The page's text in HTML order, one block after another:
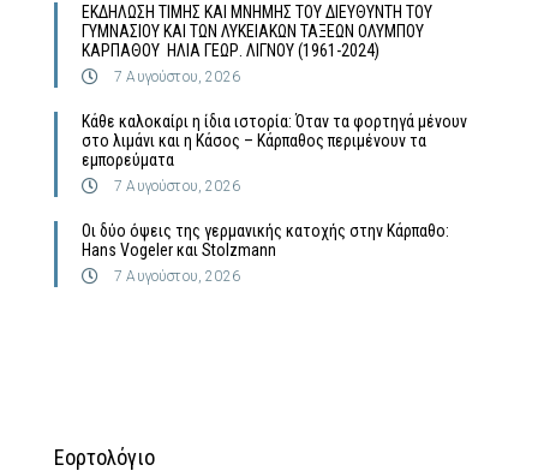
ΕΚΔΗΛΩΣΗ ΤΙΜΗΣ ΚΑΙ ΜΝΗΜΗΣ ΤΟΥ ΔΙΕΥΘΥΝΤΗ ΤΟΥ
ΓΥΜΝΑΣΙΟΥ ΚΑΙ ΤΩΝ ΛΥΚΕΙΑΚΩΝ ΤΑΞΕΩΝ ΟΛΥΜΠΟΥ
ΚΑΡΠΑΘΟΥ ΗΛΙΑ ΓΕΩΡ. ΛΙΓΝΟΥ (1961-2024)
7 Αυγούστου, 2026
Κάθε καλοκαίρι η ίδια ιστορία: Όταν τα φορτηγά μένουν
στο λιμάνι και η Κάσος – Κάρπαθος περιμένουν τα
εμπορεύματα
7 Αυγούστου, 2026
Οι δύο όψεις της γερμανικής κατοχής στην Κάρπαθο:
Hans Vogeler και Stolzmann
7 Αυγούστου, 2026
Εορτολόγιο